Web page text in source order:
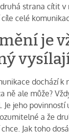
strana cítit v
celé
je
dochází k
ně ale může?
jeho povinností
a že
Jak toho